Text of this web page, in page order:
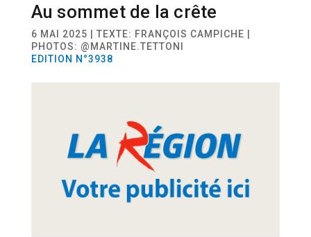
Au sommet de la crête
6 MAI 2025 | TEXTE: FRANÇOIS CAMPICHE |
PHOTOS: @MARTINE.TETTONI
EDITION N°3938